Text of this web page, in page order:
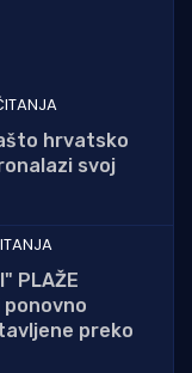
hrvatsko
svoj
PLAŽE
ponovno
preko